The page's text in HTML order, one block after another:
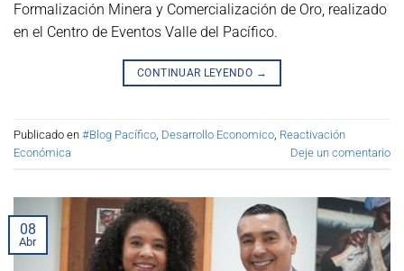
Formalización Minera y Comercialización de Oro, realizado
en el Centro de Eventos Valle del Pacífico.
CONTINUAR LEYENDO →
Publicado en #Blog Pacífico Desarrollo Economico Reactivación
Económica
Deje un comentario
08
Abr